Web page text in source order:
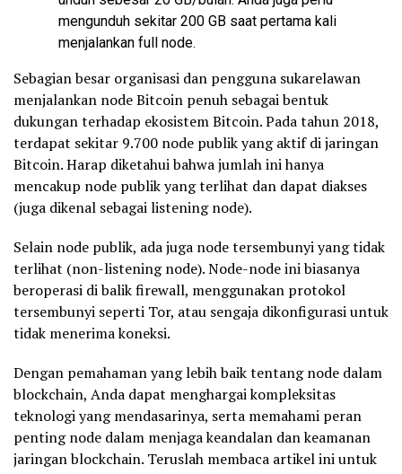
mengunduh sekitar 200 GB saat pertama kali
menjalankan full node.
Sebagian besar organisasi dan pengguna sukarelawan
menjalankan node Bitcoin penuh sebagai bentuk
dukungan terhadap ekosistem Bitcoin. Pada tahun 2018,
terdapat sekitar 9.700 node publik yang aktif di jaringan
Bitcoin. Harap diketahui bahwa jumlah ini hanya
mencakup node publik yang terlihat dan dapat diakses
(juga dikenal sebagai listening node).
Selain node publik, ada juga node tersembunyi yang tidak
terlihat (non-listening node). Node-node ini biasanya
beroperasi di balik firewall, menggunakan protokol
tersembunyi seperti Tor, atau sengaja dikonfigurasi untuk
tidak menerima koneksi.
Dengan pemahaman yang lebih baik tentang node dalam
blockchain, Anda dapat menghargai kompleksitas
teknologi yang mendasarinya, serta memahami peran
penting node dalam menjaga keandalan dan keamanan
jaringan blockchain. Teruslah membaca artikel ini untuk